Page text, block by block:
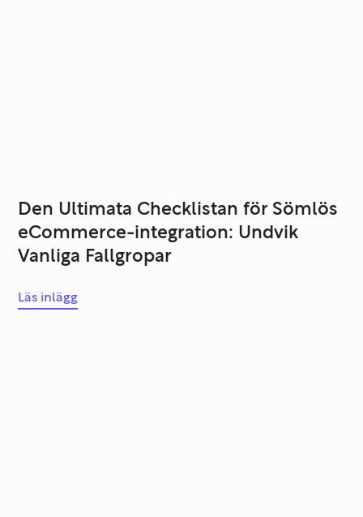
Den Ultimata Checklistan för Sömlös
eCommerce-integration: Undvik
Vanliga Fallgropar
Läs inlägg